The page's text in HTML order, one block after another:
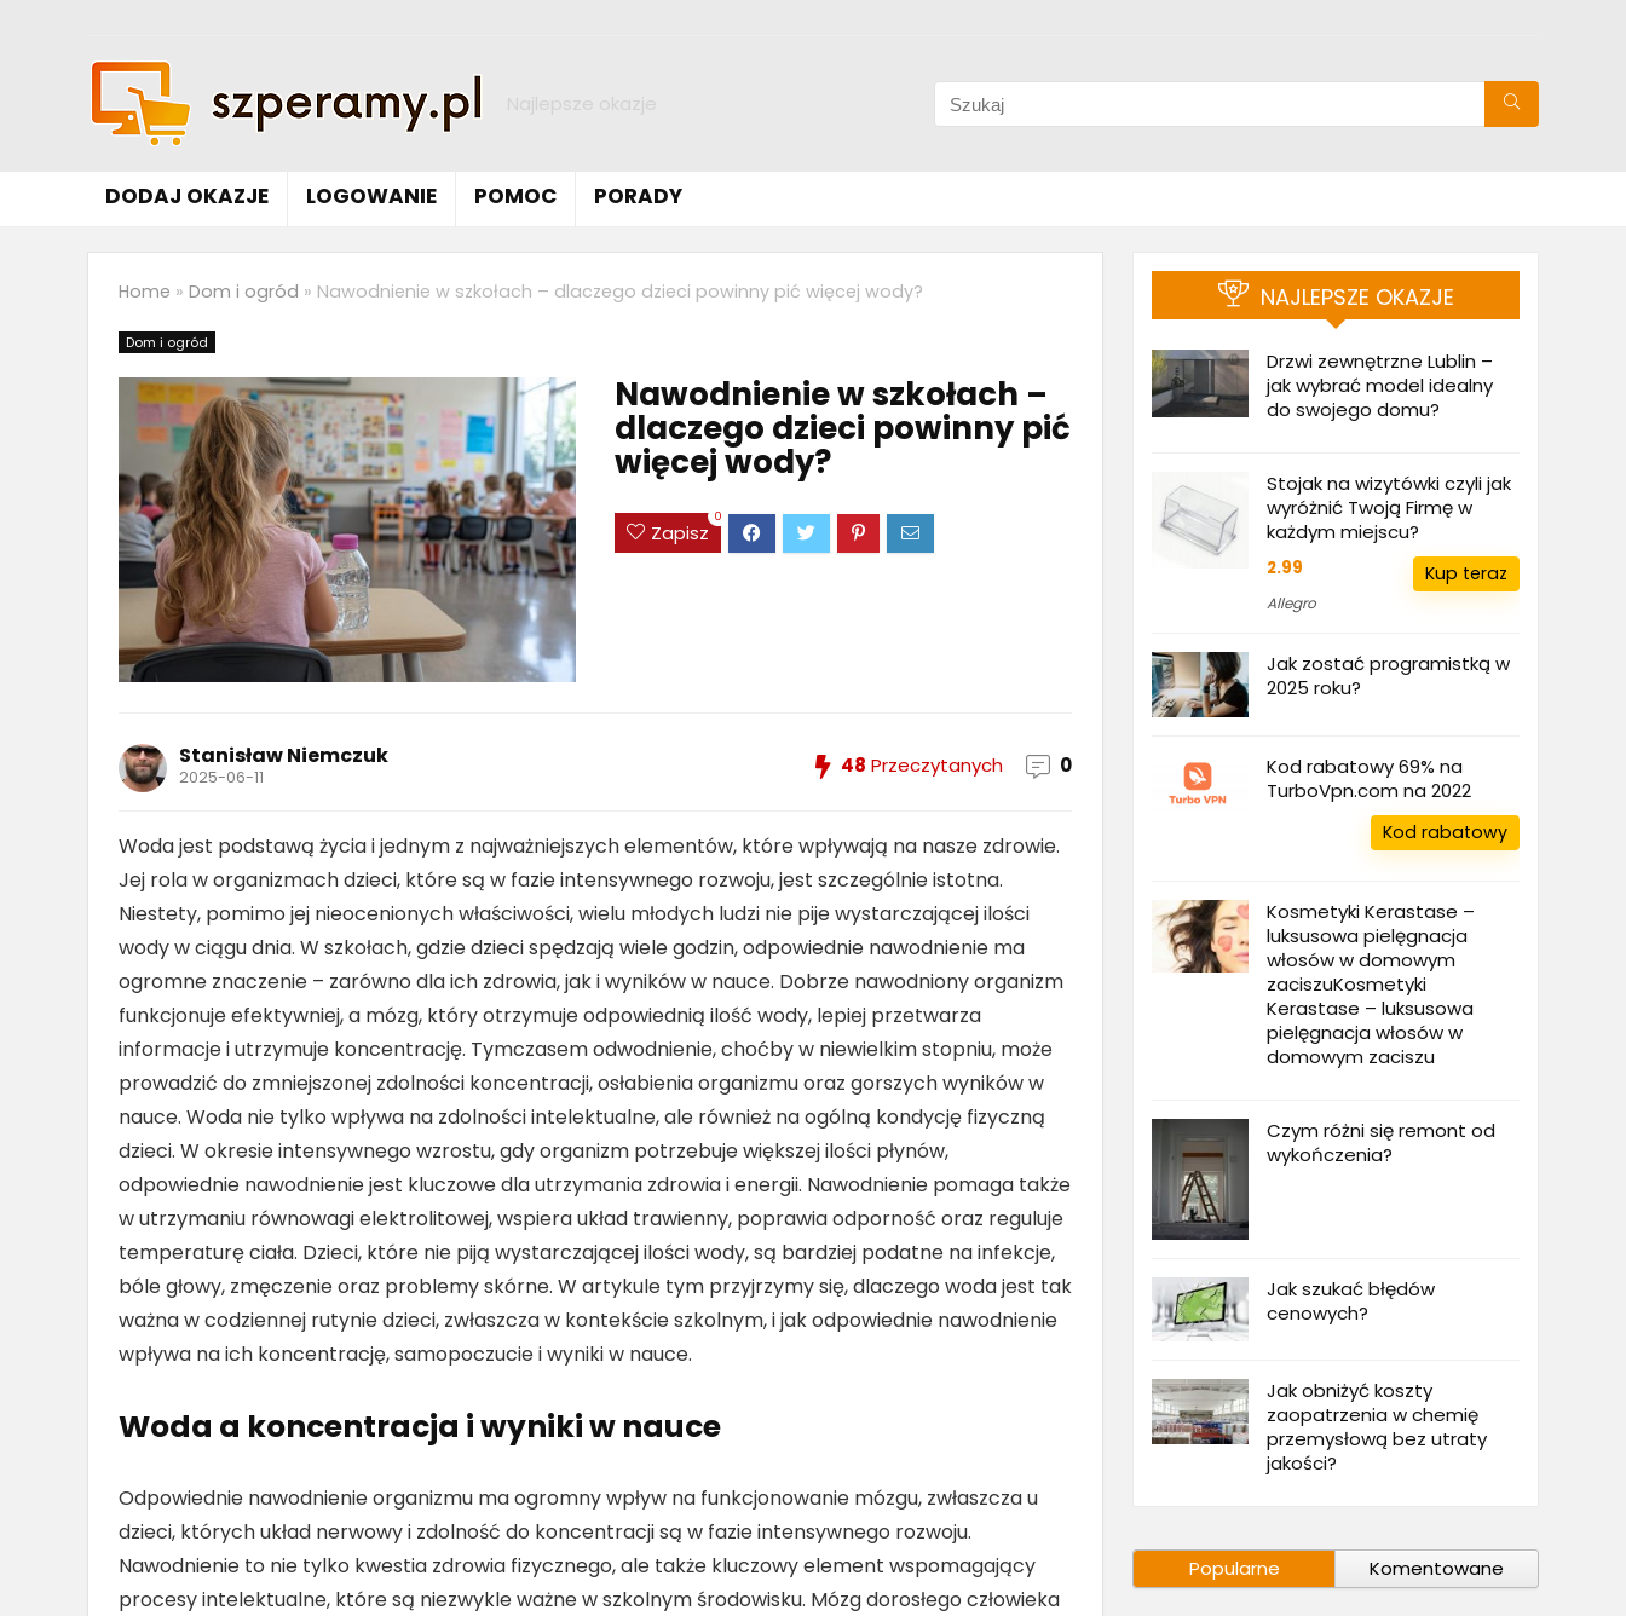
DODAJ OKAZJE LOGOWANIE POMOC PORADY
Home » Dom i ogród » Nawodnienie w szkołach – dlaczego dzieci powinny pić więcej wody?
Dom i ogród
Nawodnienie w szkołach –
dlaczego dzieci powinny pić
więcej wody?
Zapisz
0
Stanisław Niemczuk
2025-06-11 48 Przeczytanych 0
Woda jest podstawą życia i jednym z najważniejszych elementów, które wpływają na nasze zdrowie.
Jej rola w organizmach dzieci, które są w fazie intensywnego rozwoju, jest szczególnie istotna.
Niestety, pomimo jej nieocenionych właściwości, wielu młodych ludzi nie pije wystarczającej ilości
wody w ciągu dnia. W szkołach, gdzie dzieci spędzają wiele godzin, odpowiednie nawodnienie ma
ogromne znaczenie – zarówno dla ich zdrowia, jak i wyników w nauce. Dobrze nawodniony organizm
funkcjonuje efektywniej, a mózg, który otrzymuje odpowiednią ilość wody, lepiej przetwarza
informacje i utrzymuje koncentrację. Tymczasem odwodnienie, choćby w niewielkim stopniu, może
prowadzić do zmniejszonej zdolności koncentracji, osłabienia organizmu oraz gorszych wyników w
nauce. Woda nie tylko wpływa na zdolności intelektualne, ale również na ogólną kondycję fizyczną
dzieci. W okresie intensywnego wzrostu, gdy organizm potrzebuje większej ilości płynów,
odpowiednie nawodnienie jest kluczowe dla utrzymania zdrowia i energii. Nawodnienie pomaga także
w utrzymaniu równowagi elektrolitowej, wspiera układ trawienny, poprawia odporność oraz reguluje
temperaturę ciała. Dzieci, które nie piją wystarczającej ilości wody, są bardziej podatne na infekcje,
bóle głowy, zmęczenie oraz problemy skórne. W artykule tym przyjrzymy się, dlaczego woda jest tak
ważna w codziennej rutynie dzieci, zwłaszcza w kontekście szkolnym, i jak odpowiednie nawodnienie
wpływa na ich koncentrację, samopoczucie i wyniki w nauce.
Woda a koncentracja i wyniki w nauce
Odpowiednie nawodnienie organizmu ma ogromny wpływ na funkcjonowanie mózgu, zwłaszcza u
dzieci, których układ nerwowy i zdolność do koncentracji są w fazie intensywnego rozwoju.
Nawodnienie to nie tylko kwestia zdrowia fizycznego, ale także kluczowy element wspomagający
procesy intelektualne, które są niezwykle ważne w szkolnym środowisku. Mózg dorosłego człowieka
NAJLEPSZE OKAZJE
Drzwi zewnętrzne Lublin –
jak wybrać model idealny
do swojego domu?
Stojak na wizytówki czyli jak
wyróżnić Twoją Firmę w
każdym miejscu?
2.99
Allegro
Kup teraz
Jak zostać programistką w
2025 roku?
Kod rabatowy 69% na
TurboVpn.com na 2022
Kod rabatowy
Kosmetyki Kerastase –
luksusowa pielęgnacja
włosów w domowym
zaciszuKosmetyki
Kerastase – luksusowa
pielęgnacja włosów w
domowym zaciszu
Czym różni się remont od
wykończenia?
Jak szukać błędów
cenowych?
Jak obniżyć koszty
zaopatrzenia w chemię
przemysłową bez utraty
jakości?
Popularne Komentowane